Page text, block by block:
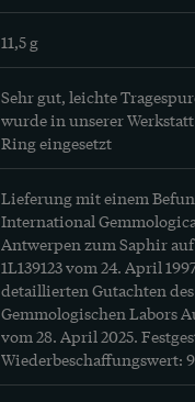
11,5 g
Sehr gut, leichte
wurde in unserer
Ring eingesetzt
Lieferung mit einem
International
Antwerpen zum Saphir
1L139123 vom 24. April
detaillierten Gutachten des
Gemmologischen Labors
vom 28. April 2025.
Wiederbeschaffungswert: